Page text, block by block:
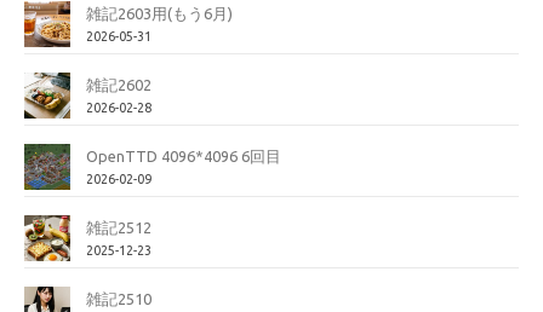
雑記2603用(もう6月)
2026-05-31
雑記2602
2026-02-28
OpenTTD 4096*4096 6回目
2026-02-09
雑記2512
2025-12-23
雑記2510